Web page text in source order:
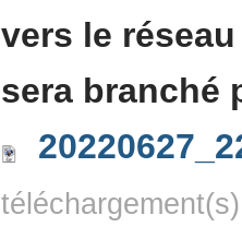
vers le
sera branché
téléchargement(s)